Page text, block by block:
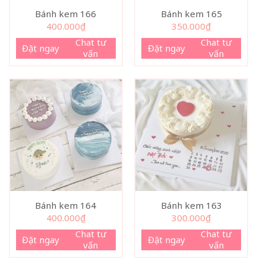
Bánh kem 166
400.000₫
Đặt ngay
Chat tư
vấn
Bánh kem 165
350.000₫
Đặt ngay
Chat tư
vấn
Bánh kem 164
400.000₫
Đặt ngay
Chat tư
vấn
Bánh kem 163
300.000₫
Đặt ngay
Chat tư
vấn